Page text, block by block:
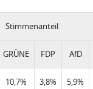
Stimmenanteil
GRÜNE FDP AfD
10,7% 3,8% 5,9%